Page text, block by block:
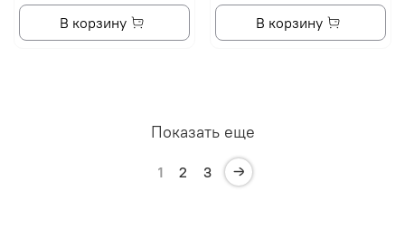
В корзину В корзину
Показать еще
1 2 3